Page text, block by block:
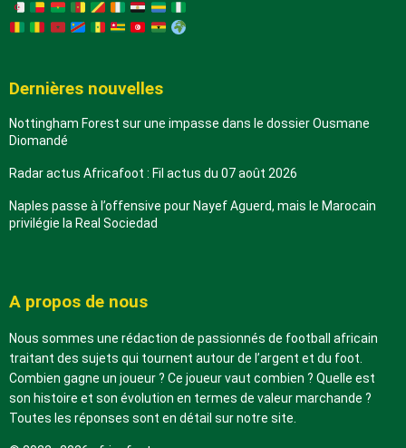
Dernières nouvelles
Nottingham Forest sur une impasse dans le dossier Ousmane
Diomandé
Radar actus Africafoot : Fil actus du 07 août 2026
Naples passe à l’offensive pour Nayef Aguerd, mais le Marocain
privilégie la Real Sociedad
A propos de nous
Nous sommes une rédaction de passionnés de football africain
traitant des sujets qui tournent autour de l’argent et du foot.
Combien gagne un joueur ? Ce joueur vaut combien ? Quelle est
son histoire et son évolution en termes de valeur marchande ?
Toutes les réponses sont en détail sur notre site.